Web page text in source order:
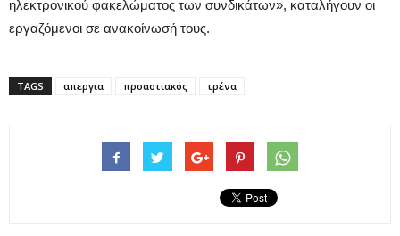
ηλεκτρονικού φακελώματος των συνδικάτων», καταλήγουν οι
εργαζόμενοι σε ανακοίνωσή τους.
TAGS απεργια προαστιακός τρένα